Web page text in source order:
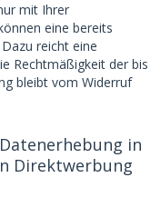
mit Ihrer
eine bereits
reicht eine
Rechtmäßigkeit der bis
bleibt vom Widerruf
in
Direktwerbung